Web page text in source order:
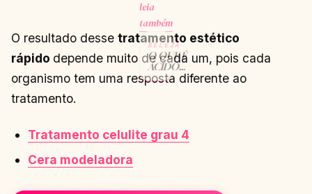
leia
também
BELEZA
O QUE É
ÁCIDO
HIALURÔNICO?
O resultado desse tratamento estético
rápido depende muito de cada um, pois cada
organismo tem uma resposta diferente ao
tratamento.
Tratamento celulite grau 4
Cera modeladora